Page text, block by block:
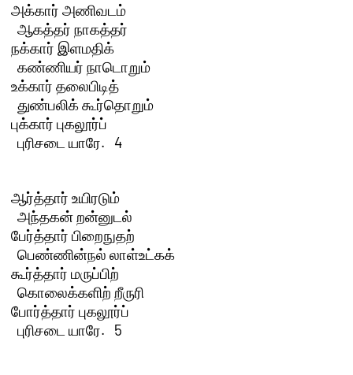
அக்கார் அணிவடம்
  ஆகத்தர் நாகத்தர்
நக்கார் இளமதிக்
  கண்ணியர் நாடொறும்
உக்கார் தலைபிடித்
  துண்பலிக் கூர்தொறும்
புக்கார் புகலூர்ப்
  புரிசடை யாரே.   4
ஆர்த்தார் உயிரடும்
  அந்தகன் றன்னுடல்
பேர்த்தார் பிறைநுதற்
  பெண்ணின்நல் லாள்உட்கக்
கூர்த்தார் மருப்பிற்
  கொலைக்களிற் றீருரி
போர்த்தார் புகலூர்ப்
  புரிசடை யாரே.   5